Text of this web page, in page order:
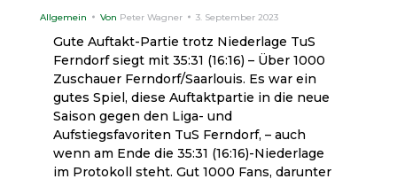
Allgemein Von Peter Wagner 3. September 2023
Gute Auftakt-Partie trotz Niederlage TuS
Ferndorf siegt mit 35:31 (16:16) – Über 1000
Zuschauer Ferndorf/Saarlouis. Es war ein
gutes Spiel, diese Auftaktpartie in die neue
Saison gegen den Liga- und
Aufstiegsfavoriten TuS Ferndorf, – auch
wenn am Ende die 35:31 (16:16)-Niederlage
im Protokoll steht. Gut 1000 Fans, darunter